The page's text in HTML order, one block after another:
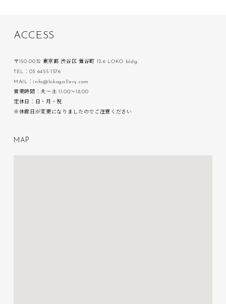
ACC ESS
〒150-0032 東京都 渋谷区 鶯谷町 12-6 LOKO bldg.
TEL：03 6455 1376
MAIL：info@lokogallery.com
営業時間：火〜土 11:00〜18:00
定休日：日・月・祝
※休廊日が変更になりましたのでご注意ください
M A P